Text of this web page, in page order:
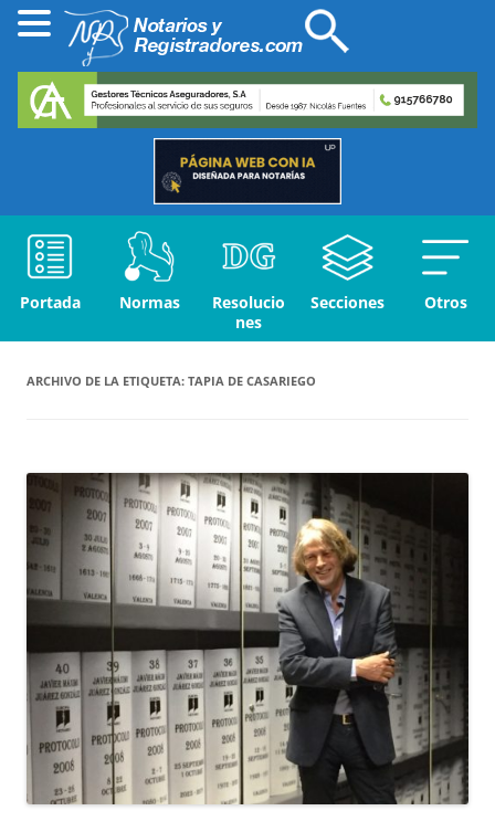
Portada Normas
Resolucio
nes
Secciones Otros
ARCHIVO DE LA ETIQUETA: TAPIA DE CASARIEGO